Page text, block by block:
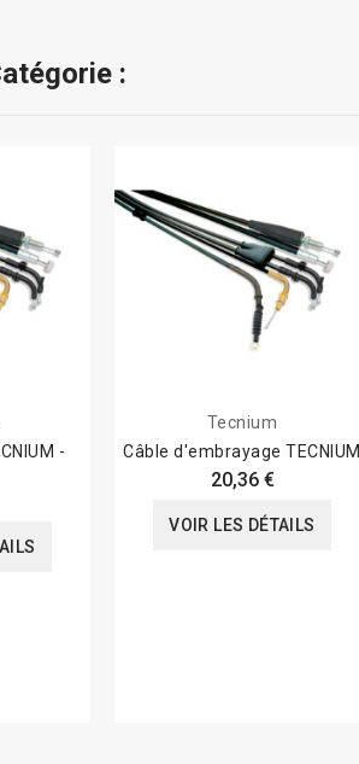
:
-
Tecnium
Câble d'embrayage TECNIUM
20,36 €
VOIR LES DÉTAILS